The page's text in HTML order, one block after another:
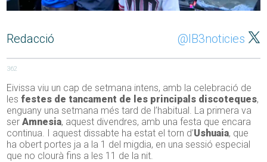
Redacció @IB3noticies
362
Eivissa viu un cap de setmana intens, amb la celebració de
lesfestes de tancament de les principals discoteques,
enguany una setmana més tard de l’habitual. La primera va
serAmnesia, aquest divendres, amb una festa que encara
continua. I aquest dissabte ha estat el torn d’Ushuaia, que
ha obert portes ja a la 1 del migdia, en una sessió especial
que no clourà fins a les 11 de la nit.